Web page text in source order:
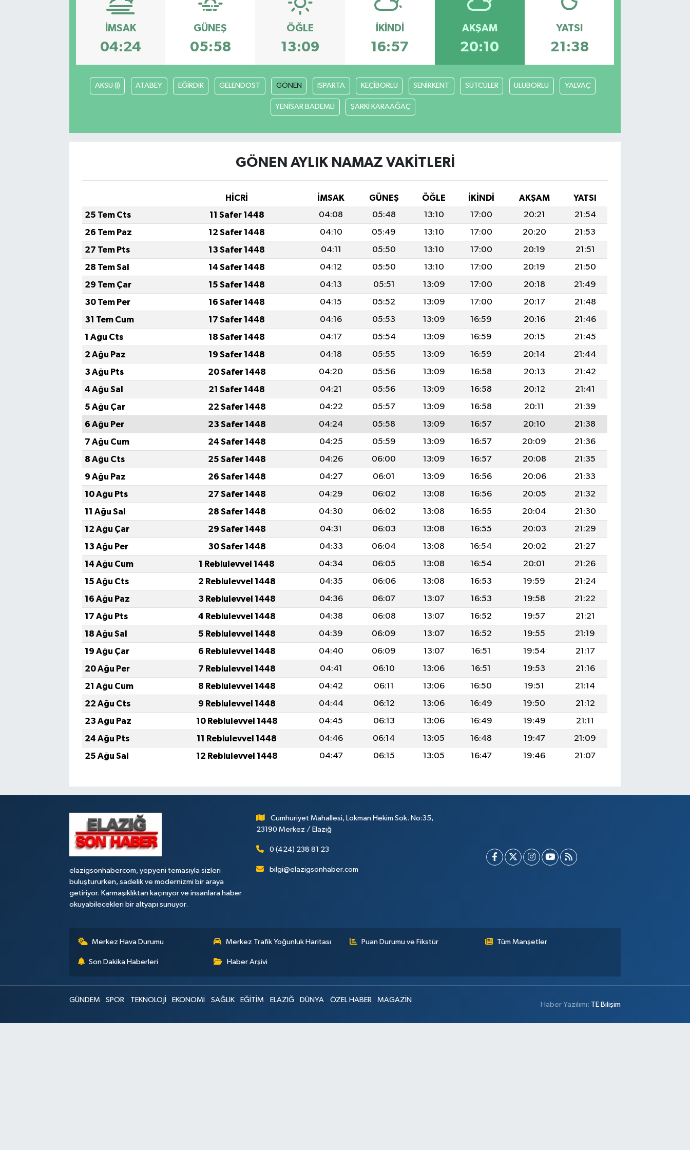
İMSAK
04:24
GÜNEŞ
05:58
ÖĞLE
13:09
İKINDI
16:57
AKŞAM
20:10
YATSI
21:38
AKSU (I) ATABEY EĞİRDİR GELENDOST GÖNEN ISPARTA KEÇİBORLU SENİRKENT SÜTCÜLER ULUBORLU YALVAÇ
YENİSAR BADEMLİ ŞARKİ KARAAĞAÇ
GÖNEN AYLIK NAMAZ VAKITLERI
HİCRİ İMSAK GÜNEŞ ÖĞLE İKINDI AKŞAM
YATSI
25 Tem Cts
11 Safer 1448 04:08 05:48 13:10 17:00 20:21
21:54
26 Tem Paz
12 Safer 1448 04:10 05:49 13:10 17:00 20:20
21:53
27 Tem Pts
13 Safer 1448 04:11 05:50 13:10 17:00 20:19
21:51
28 Tem Sal
14 Safer 1448 04:12 05:50 13:10 17:00 20:19
21:50
29 Tem Çar
15 Safer 1448 04:13 05:51 13:09 17:00 20:18
21:49
30 Tem Per
16 Safer 1448 04:15 05:52 13:09 17:00 20:17
21:48
31 Tem Cum
17 Safer 1448 04:16 05:53 13:09 16:59 20:16
21:46
1 Ağu Cts
18 Safer 1448 04:17 05:54 13:09 16:59 20:15
21:45
2 Ağu Paz
19 Safer 1448 04:18 05:55 13:09 16:59 20:14
21:44
3 Ağu Pts
20 Safer 1448 04:20 05:56 13:09 16:58 20:13
21:42
4 Ağu Sal
21 Safer 1448 04:21 05:56 13:09 16:58 20:12
21:41
5 Ağu Çar
22 Safer 1448 04:22 05:57 13:09 16:58 20:11
21:39
6 Ağu Per
23 Safer 1448 04:24 05:58 13:09 16:57 20:10
21:38
7 Ağu Cum
24 Safer 1448 04:25 05:59 13:09 16:57 20:09
21:36
8 Ağu Cts
25 Safer 1448 04:26 06:00 13:09 16:57 20:08
21:35
9 Ağu Paz
26 Safer 1448 04:27 06:01 13:09 16:56 20:06
21:33
10 Ağu Pts
27 Safer 1448 04:29 06:02 13:08 16:56 20:05
21:32
11 Ağu Sal
28 Safer 1448 04:30 06:02 13:08 16:55 20:04
21:30
12 Ağu Çar
29 Safer 1448 04:31 06:03 13:08 16:55 20:03
21:29
13 Ağu Per
30 Safer 1448 04:33 06:04 13:08 16:54 20:02
21:27
14 Ağu Cum
1 Rebiulevvel 1448 04:34 06:05 13:08 16:54 20:01
21:26
15 Ağu Cts
2 Rebiulevvel 1448 04:35 06:06 13:08 16:53 19:59
21:24
16 Ağu Paz
3 Rebiulevvel 1448 04:36 06:07 13:07 16:53 19:58
21:22
17 Ağu Pts
4 Rebiulevvel 1448 04:38 06:08 13:07 16:52 19:57
21:21
18 Ağu Sal
5 Rebiulevvel 1448 04:39 06:09 13:07 16:52 19:55
21:19
19 Ağu Çar
6 Rebiulevvel 1448 04:40 06:09 13:07 16:51 19:54
21:17
20 Ağu Per
7 Rebiulevvel 1448 04:41 06:10 13:06 16:51 19:53
21:16
21 Ağu Cum
8 Rebiulevvel 1448 04:42 06:11 13:06 16:50 19:51
21:14
22 Ağu Cts
9 Rebiulevvel 1448 04:44 06:12 13:06 16:49 19:50
21:12
23 Ağu Paz
10 Rebiulevvel 1448 04:45 06:13 13:06 16:49 19:49
21:11
24 Ağu Pts
11 Rebiulevvel 1448 04:46 06:14 13:05 16:48 19:47
21:09
25 Ağu Sal
12 Rebiulevvel 1448 04:47 06:15 13:05 16:47 19:46 21:07
elazigsonhabercom, yepyeni temasıyla sizleri
buluştururken, sadelik ve modernizmi bir araya
getiriyor. Karmaşıklıktan kaçınıyor ve insanlara haber
okuyabilecekleri bir altyapı sunuyor.
Cumhuriyet Mahallesi, Lokman Hekim Sok. No:35,
23190 Merkez / Elazığ
0 (424) 238 81 23
bilgi@elazigsonhaber.com
Merkez Hava Durumu Merkez Trafik Yoğunluk Haritası Puan Durumu ve Fikstür Tüm Manşetler
Son Dakika Haberleri Haber Arşivi
GÜNDEM SPOR TEKNOLOJİ EKONOMİ SAĞLIK EĞİTİM ELAZIĞ DÜNYA ÖZEL HABER MAGAZİN
Haber Yazılımı: TE Bilişim